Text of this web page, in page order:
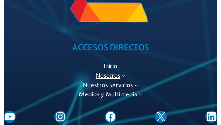
ACCESOS DIRECTOS
Inicio
Nosotros
Nuestros Servicios
Medios y Multimedia
@ExportaChile@asexma_chile
Asexma @asexma-chile-a-g